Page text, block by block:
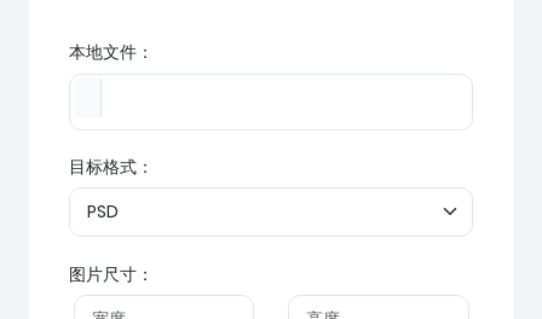
本地文件：
目标格式：
图片尺寸：